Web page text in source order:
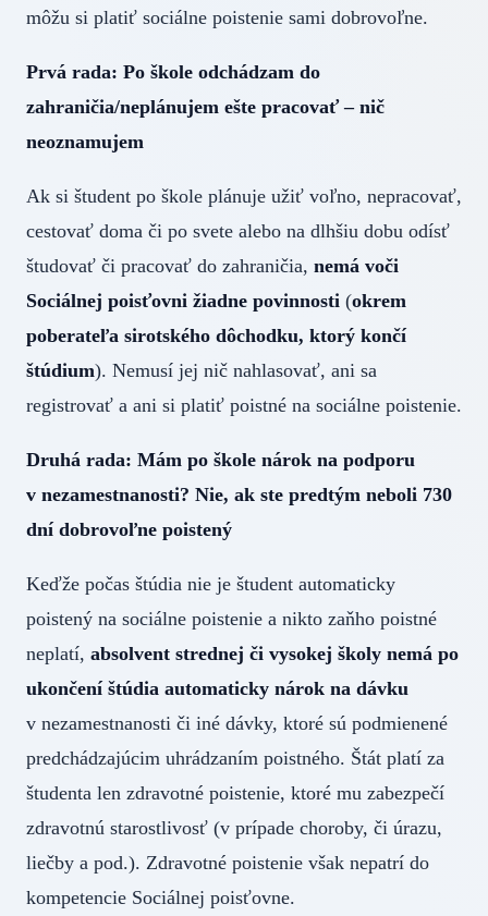
môžu si platiť sociálne poistenie sami dobrovoľne.
Prvá rada: Po škole odchádzam do
zahraničia/neplánujem ešte pracovať – nič
neoznamujem
Ak si študent po škole plánuje užiť voľno, nepracovať,
cestovať doma či po svete alebo na dlhšiu dobu odísť
študovať či pracovať do zahraničia, nemá voči
Sociálnej poisťovni žiadne povinnosti (okrem
poberateľa sirotského dôchodku, ktorý končí
štúdium). Nemusí jej nič nahlasovať, ani sa
registrovať a ani si platiť poistné na sociálne poistenie.
Druhá rada: Mám po škole nárok na podporu
v nezamestnanosti? Nie, ak ste predtým neboli 730
dní dobrovoľne poistený
Keďže počas štúdia nie je študent automaticky
poistený na sociálne poistenie a nikto zaňho poistné
neplatí, absolvent strednej či vysokej školy nemá po
ukončení štúdia automaticky nárok na dávku
v nezamestnanosti či iné dávky, ktoré sú podmienené
predchádzajúcim uhrádzaním poistného. Štát platí za
študenta len zdravotné poistenie, ktoré mu zabezpečí
zdravotnú starostlivosť (v prípade choroby, či úrazu,
liečby a pod.). Zdravotné poistenie však nepatrí do
kompetencie Sociálnej poisťovne.